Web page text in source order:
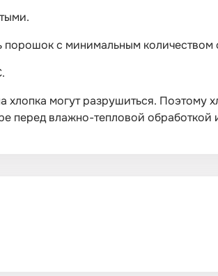
порошок с минимальным
хлопка могут разрушиться. Поэтому
перед влажно-тепловой